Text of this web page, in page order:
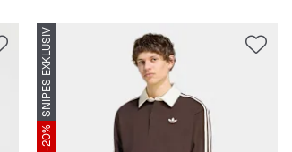
SNIPES EXKLUSIV
-20%